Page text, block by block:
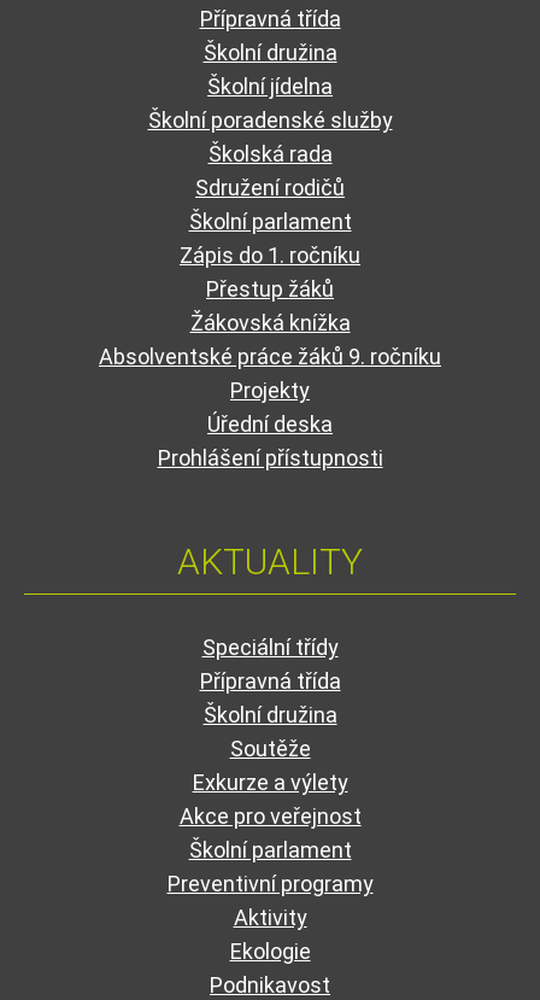
Přípravná třída
Školní družina
Školní jídelna
Školní poradenské služby
Školská rada
Sdružení rodičů
Školní parlament
Zápis do 1. ročníku
Přestup žáků
Žákovská knížka
Absolventské práce žáků 9. ročníku
Projekty
Úřední deska
Prohlášení přístupnosti
AKTUALITY
Speciální třídy
Přípravná třída
Školní družina
Soutěže
Exkurze a výlety
Akce pro veřejnost
Školní parlament
Preventivní programy
Aktivity
Ekologie
Podnikavost